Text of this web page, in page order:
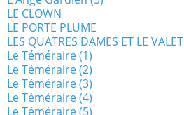
LE CLOWN
LE PORTE PLUME
LES QUATRES DAMES ET LE VALET
Le Téméraire (1)
Le Téméraire (2)
Le Téméraire (3)
Le Téméraire (4)
Le Téméraire (5)